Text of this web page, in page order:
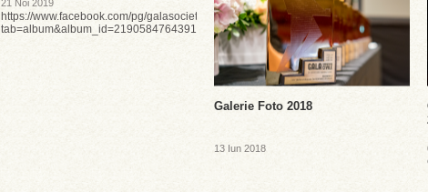
21 Noi 2019
https://www.facebook.com/pg/galasocietatiicivile/photos/?
tab=album&album_id=2190584764391755
Galerie Foto 2018
13 Iun 2018